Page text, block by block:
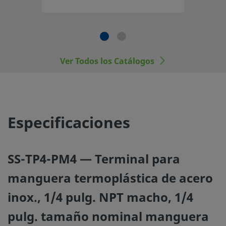
Ver Todos los Catálogos
Especificaciones
SS-TP4-PM4 — Terminal para
manguera termoplástica de acero
inox., 1/4 pulg. NPT macho, 1/4
pulg. tamaño nominal manguera